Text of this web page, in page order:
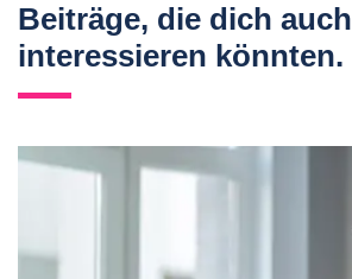
Beiträge, die dich auch
interessieren könnten.